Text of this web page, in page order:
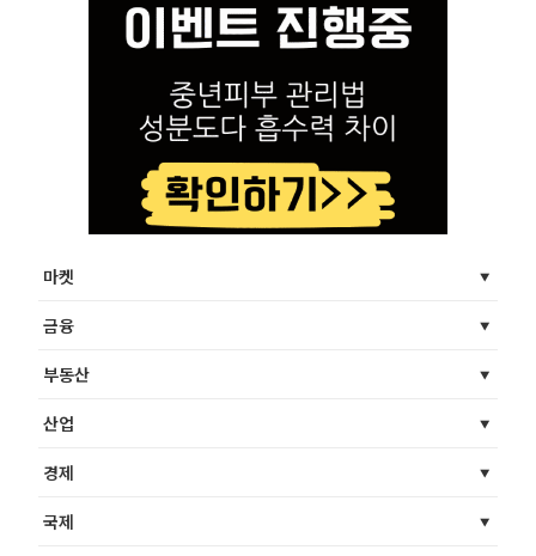
마켓
금융
부동산
산업
경제
국제